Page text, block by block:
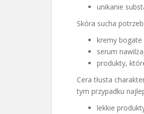
unikanie
Skóra sucha
kremy bogate
serum
produkty,
Cera tłusta
tym przypadku
lekkie